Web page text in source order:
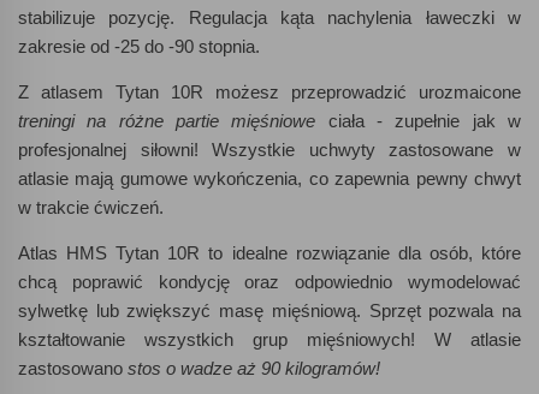
stabilizuje pozycję. Regulacja kąta nachylenia ławeczki w
zakresie od -25 do -90 stopnia.
Z atlasem Tytan 10R możesz przeprowadzić urozmaicone
treningi na różne partie mięśniowe ciała - zupełnie jak w
profesjonalnej siłowni! Wszystkie uchwyty zastosowane w
atlasie mają gumowe wykończenia, co zapewnia pewny chwyt
w trakcie ćwiczeń.
Atlas HMS Tytan 10R to idealne rozwiązanie dla osób, które
chcą poprawić kondycję oraz odpowiednio wymodelować
sylwetkę lub zwiększyć masę mięśniową. Sprzęt pozwala na
kształtowanie wszystkich grup mięśniowych! W atlasie
zastosowano stos o wadze aż 90 kilogramów!